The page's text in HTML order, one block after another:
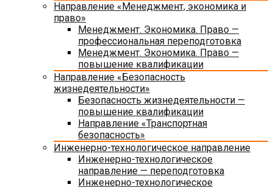
Направление «Менеджмент, экономика и
право»
Менеджмент. Экономика. Право —
профессиональная переподготовка
Менеджмент. Экономика. Право —
повышение квалификации
Направление «Безопасность
жизнедеятельности»
Безопасность жизнедеятельности —
повышение квалификации
Направление «Транспортная
безопасность»
Инженерно-технологическое направление
Инженерно-технологическое
направление — переподготовка
Инженерно-технологическое